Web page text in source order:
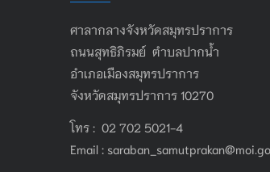
ศาลากลางจังหวัดสมุทรปราการ
ถนนสุทธิภิรมย์ ตำบลปากน้ำ
อำเภอเมืองสมุทรปราการ
จังหวัดสมุทรปราการ 10270
โทร : 02 702 5021-4
Email :